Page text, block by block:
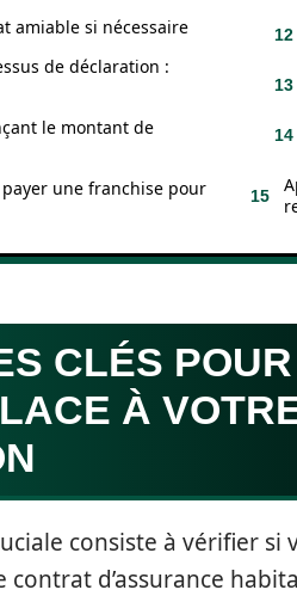
amiable si nécessaire
de déclaration :
le montant de
une franchise pour
CLÉS
À
consiste à vérifier si
contrat d’assurance